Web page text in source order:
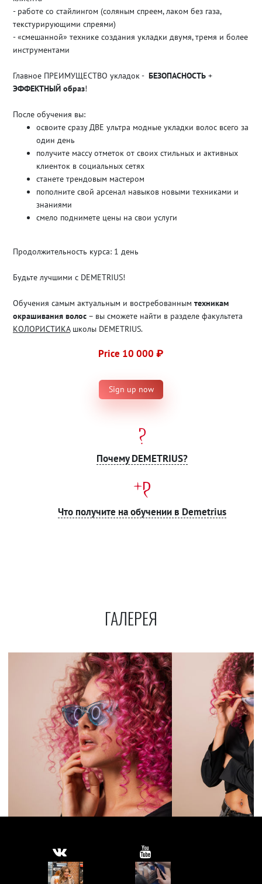
- работе со стайлингом (соляным спреем, лаком без газа,
текстурирующими спреями)
- «смешанной» технике создания укладки двумя, тремя и более
инструментами
Главное ПРЕИМУЩЕСТВО укладок - БЕЗОПАСНОСТЬ +
ЭФФЕКТНЫЙ образ!
После обучения вы:
освоите сразу ДВЕ ультра модные укладки волос всего за
один день
получите массу отметок от своих стильных и активных
клиенток в социальных сетях
станете трендовым мастером
пополните свой арсенал навыков новыми техниками и
знаниями
смело поднимете цены на свои услуги
Продолжительность курса: 1 день
Будьте лучшими с DEMETRIUS!
Обучения самым актуальным и востребованным техникам
окрашивания волос – вы сможете найти в разделе факультета
КОЛОРИСТИКАшколы DEMETRIUS.
Price 10 000 ₽
Sign up now
Почему DEMETRIUS?
Что получите на обучении в Demetrius
ГАЛЕРЕЯ